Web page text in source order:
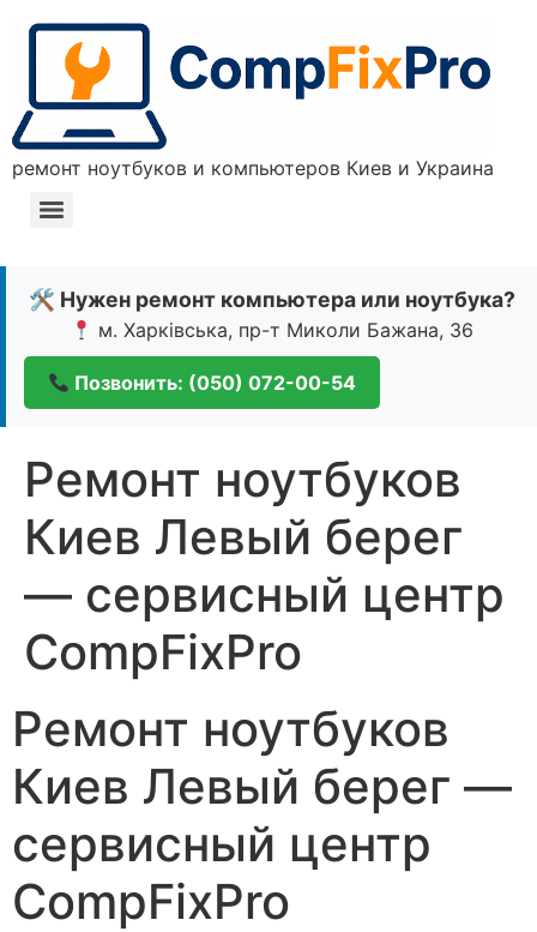
ремонт ноутбуков и компьютеров Киев и Украина
🛠 Нужен ремонт компьютера или ноутбука?
м. Харківська, пр-т Миколи Бажана, 36
Позвонить: (050) 072-00-54
Ремонт ноутбуков
Киев Левый берег
— сервисный центр
CompFixPro
Ремонт ноутбуков
Киев Левый берег —
сервисный центр
CompFixPro